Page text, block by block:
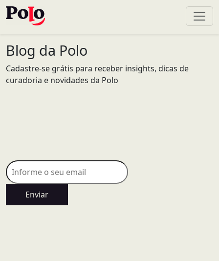
Blog da Polo
Cadastre-se grátis para receber insights, dicas de
curadoria e novidades da Polo
Enviar